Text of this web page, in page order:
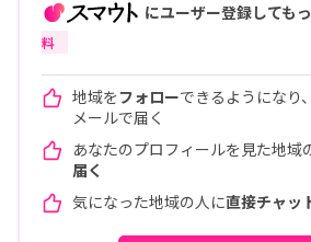
にユーザー登録しても
料
地域をフォローできるようになり、
メールで届く
あなたのプロフィールを見た地域
届く
気になった地域の人に直接チャッ